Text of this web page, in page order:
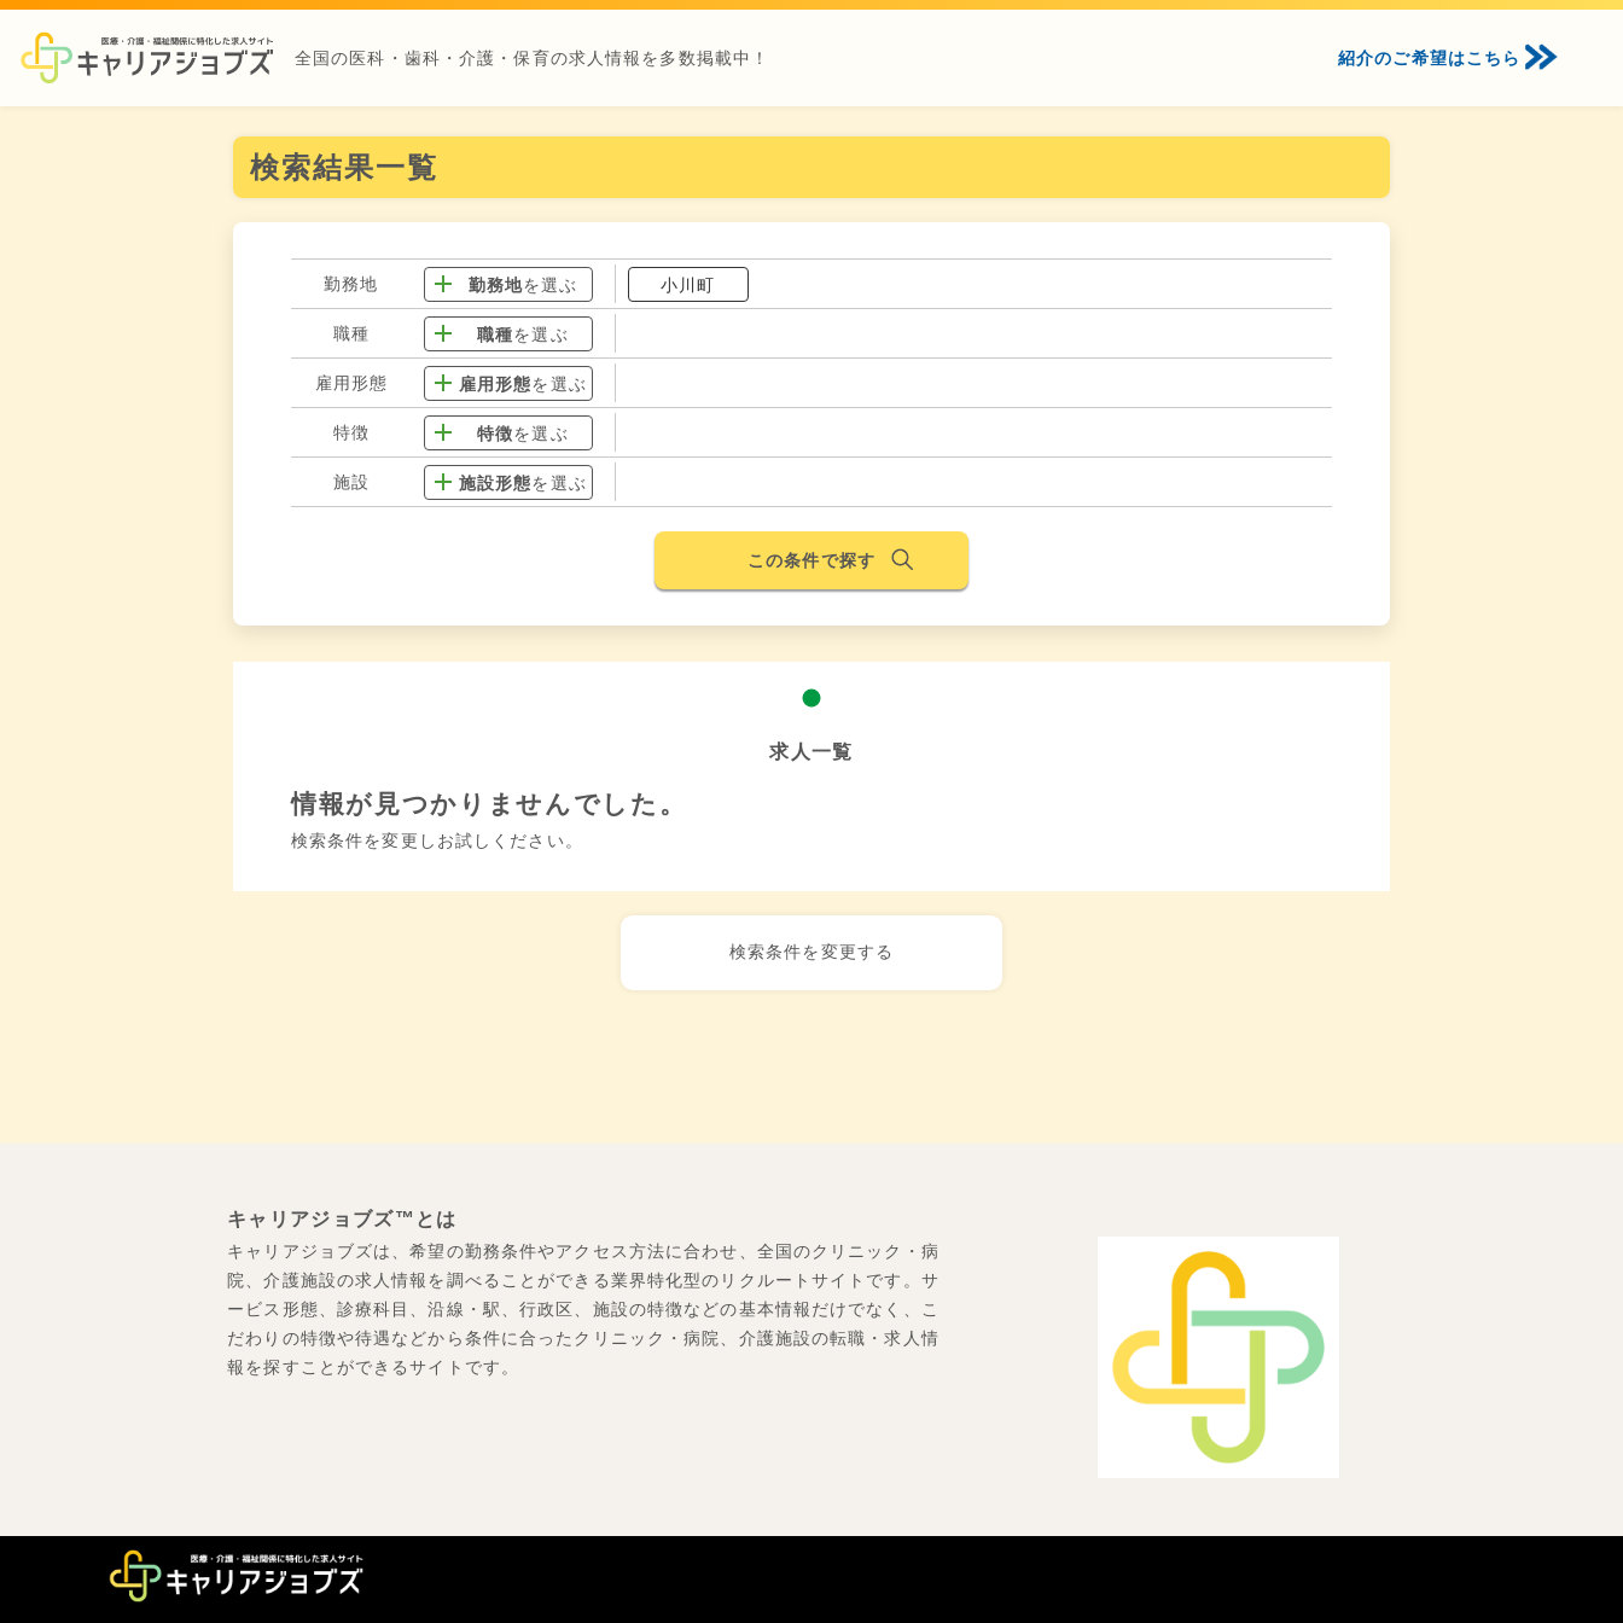
全国の医科・歯科・介護・保育の求人情報を多数掲載中！ 紹介のご希望はこちら
検索結果一覧
勤務地 勤務地を選ぶ 小川町
職種 職種を選ぶ
雇用形態 雇用形態を選ぶ
特徴 特徴を選ぶ
施設 施設形態を選ぶ
この条件で探す
求人一覧
情報が見つかりませんでした。
検索条件を変更しお試しください。
検索条件を変更する
キャリアジョブズ™とは
キャリアジョブズは、希望の勤務条件やアクセス方法に合わせ、全国のクリニック・病
院、介護施設の求人情報を調べることができる業界特化型のリクルートサイトです。サ
ービス形態、診療科目、沿線・駅、行政区、施設の特徴などの基本情報だけでなく、こ
だわりの特徴や待遇などから条件に合ったクリニック・病院、介護施設の転職・求人情
報を探すことができるサイトです。